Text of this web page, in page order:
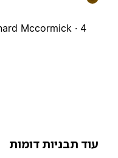
Leonard Mccormick ·
תבניות דומות